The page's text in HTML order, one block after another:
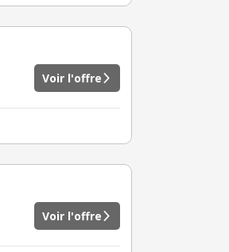
Voir l'offre
Voir l'offre